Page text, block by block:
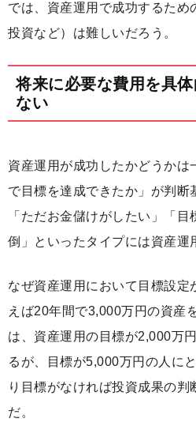
では、資産運用で成功するため
投資など）は難しいだろう。
将来に必要な費用を具
ない
資産運用が成功したかどうかは
で目標を達成できたか」が判断
「ただお金儲けがしたい」「
倒」といったタイプには資産運
なぜ資産運用において目標設定
えば20年間で3,000万円の資産
は、資産運用の目標が2,000万
るが、目標が5,000万円の人に
り目標がなければ投資成果の判
だ。